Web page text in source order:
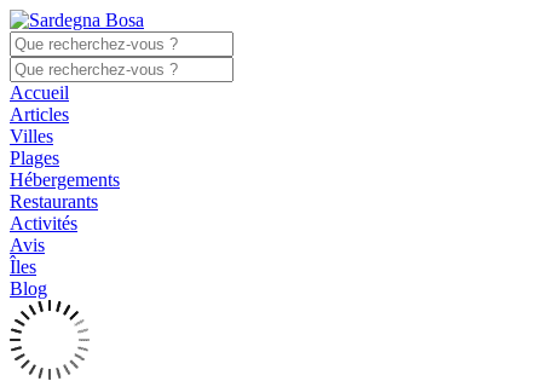
Accueil
Articles
Villes
Plages
Hébergements
Restaurants
Activités
Avis
Îles
Blog